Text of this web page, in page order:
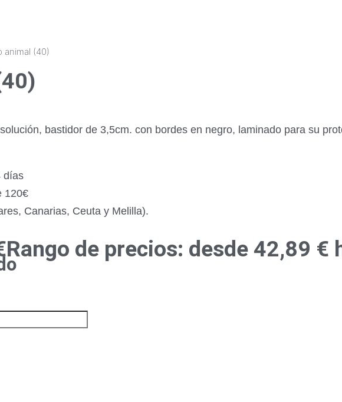
animal (40)
bastidor de 3,5cm. con bordes en negro, laminado para su
días
120€
Canarias, Ceuta y Melilla).
Rango de precios: desde 42,89 €